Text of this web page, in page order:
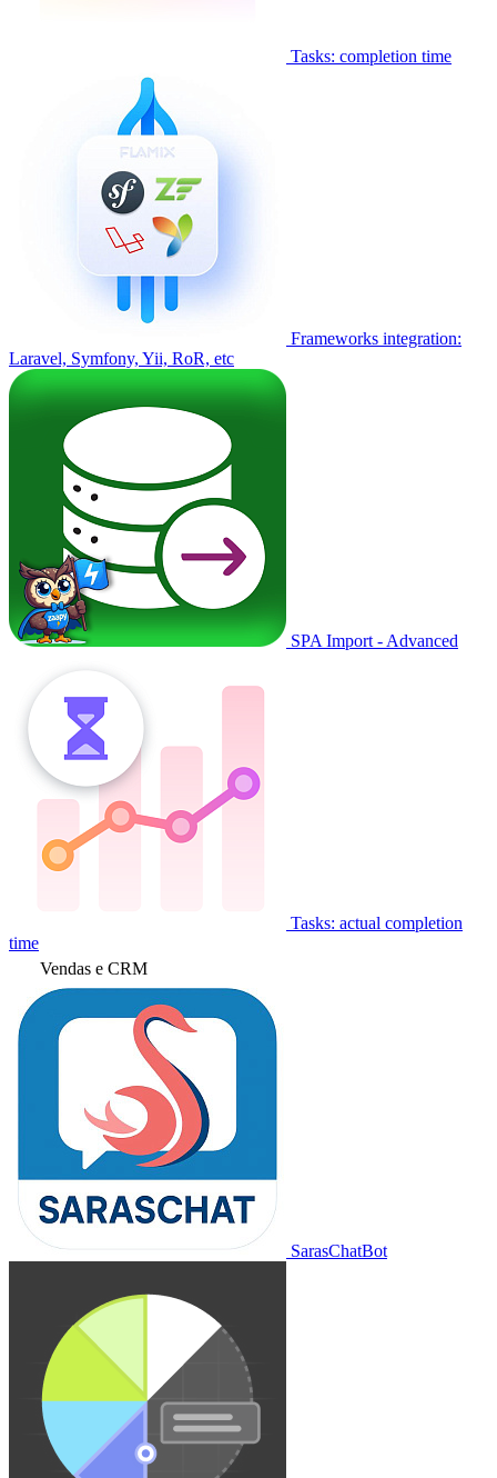
Tasks: completion time
Frameworks integration:
Laravel, Symfony, Yii, RoR, etc
SPA Import - Advanced
Tasks: actual completion
time
Vendas e CRM
SarasChatBot